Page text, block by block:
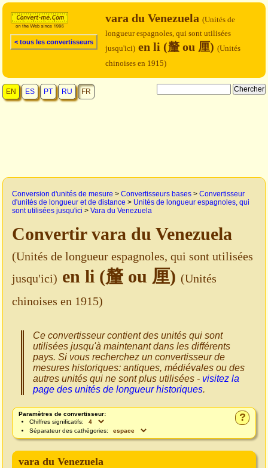
< tous les convertisseurs
vara du Venezuela (Unités de
longueur espagnoles, qui sont utilisées
jusqu'ici) en li (釐 ou 厘) (Unités
chinoises en 1915)
EN ES PT RU FR
Conversion d'unités de mesure > Convertisseurs bases > Convertisseur
d'unités de longueur et de distance > Unités de longueur espagnoles, qui
sont utilisées jusqu'ici > Vara du Venezuela
Convertir vara du Venezuela
(Unités de longueur espagnoles, qui sont utilisées
jusqu'ici) en li (釐 ou 厘) (Unités
chinoises en 1915)
Ce convertisseur contient des unités qui sont
utilisées jusqu'à maintenant dans les différents
pays. Si vous recherchez un convertisseur de
mesures historiques: antiques, médiévales ou des
autres unités qui ne sont plus utilisées - visitez la
page des unités de longueur historiques.
?
Paramètres de convertisseur:
Chiffres significatifs:
Séparateur des cathégories:
vara du Venezuela